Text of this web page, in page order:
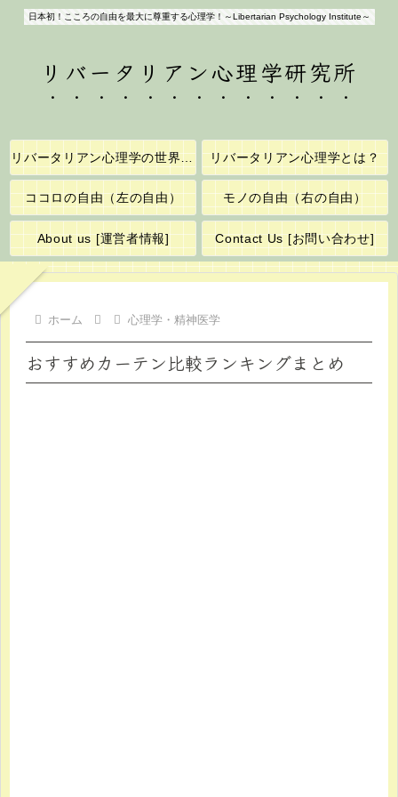
日本初！こころの自由を最大に尊重する心理学！～Libertarian Psychology Institute～
リバータリアン心理学研究所
リバータリアン心理学の世界へようこそ！ リバータリアン心理学とは？
ココロの自由（左の自由） モノの自由（右の自由）
About us [運営者情報] Contact Us [お問い合わせ]
ホーム 心理学・精神医学
おすすめカーテン比較ランキングまとめ